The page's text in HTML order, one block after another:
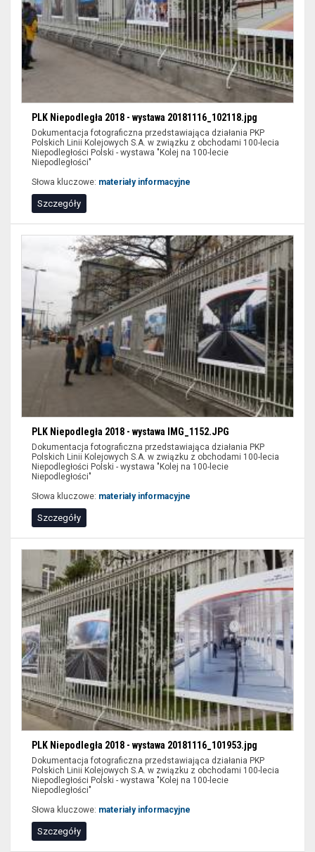
PLK Niepodległa 2018 - wystawa 20181116_102118.jpg
Dokumentacja fotograficzna przedstawiająca działania PKP
Polskich Linii Kolejowych S.A. w związku z obchodami 100-lecia
Niepodległości Polski - wystawa "Kolej na 100-lecie
Niepodległości"
Słowa kluczowe: materiały informacyjne
Szczegóły
PLK Niepodległa 2018 - wystawa IMG_1152.JPG
Dokumentacja fotograficzna przedstawiająca działania PKP
Polskich Linii Kolejowych S.A. w związku z obchodami 100-lecia
Niepodległości Polski - wystawa "Kolej na 100-lecie
Niepodległości"
Słowa kluczowe: materiały informacyjne
Szczegóły
PLK Niepodległa 2018 - wystawa 20181116_101953.jpg
Dokumentacja fotograficzna przedstawiająca działania PKP
Polskich Linii Kolejowych S.A. w związku z obchodami 100-lecia
Niepodległości Polski - wystawa "Kolej na 100-lecie
Niepodległości"
Słowa kluczowe: materiały informacyjne
Szczegóły